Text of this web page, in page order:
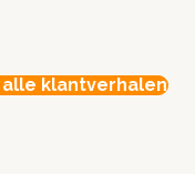
klantverhalen